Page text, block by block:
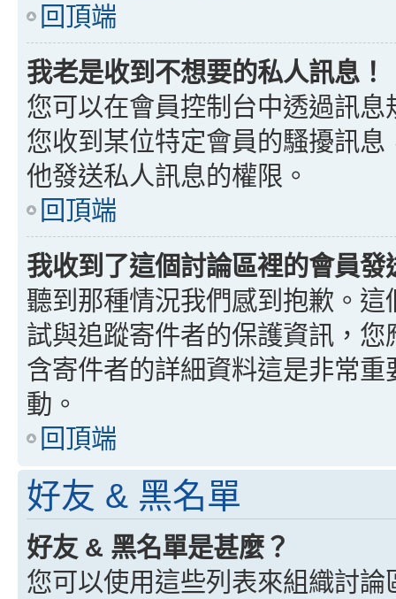
回頂端
我老是收到不想要的私人訊息！
您可以在會員控制台中透過訊
您收到某位特定會員的騷擾訊
他發送私人訊息的權限。
回頂端
我收到了這個討論區裡的會員
聽到那種情況我們感到抱歉。
試與追蹤寄件者的保護資訊，
含寄件者的詳細資料這是非常
動。
回頂端
好友 & 黑名單
好友 & 黑名單是甚麼？
您可以使用這些列表來組織討